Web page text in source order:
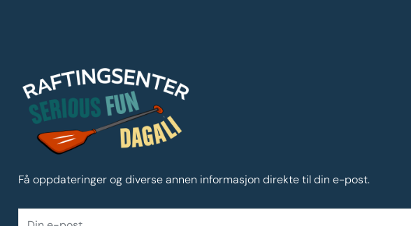
Få oppdateringer og diverse annen informasjon direkte til din e-post.
DIN
E-